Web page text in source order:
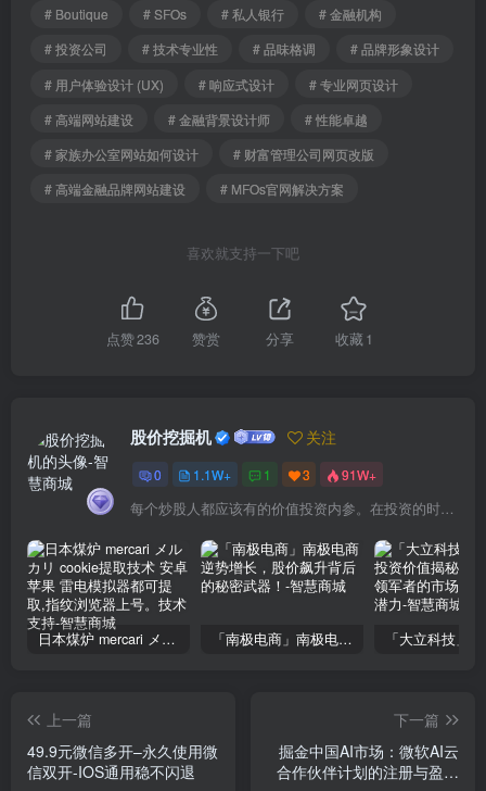
# Boutique # SFOs # 私人银行
# 金融机构
# 投资公司
# 技术专业性 # 品味格调
# 品牌形象设计
# 用户体验设计 (UX)
# 响应式设计
# 专业网页设计
# 高端网站建设
# 金融背景设计师
# 性能卓越
# 家族办公室网站如何设计
# 财富管理公司网页改版
# 高端金融品牌网站建设
# MFOs官网解决方案
喜欢就支持一下吧
点赞236 赞赏 分享 收藏1
股价挖掘机 关注
0 1.1W+ 1 3 91W+
每个炒股人都应该有的价值投资内参。在投资的时候，我们把自己看成是企业分析师——而不是市场分析师，也不是宏观经济分析师，更不是证券分析师。
日本煤炉 mercari メルカリ cookie提取技术 安卓 苹果 雷电模拟器都可提取,指纹浏览器上号。技术支持 「南极电商」南极电商逆势增长，股价飙升背后的秘密武器！
上一篇
49.9元微信多开–永久使用微
信双开-IOS通用稳不闪退
下一篇
掘金中国AI市场：微软AI云
合作伙伴计划的注册与盈利